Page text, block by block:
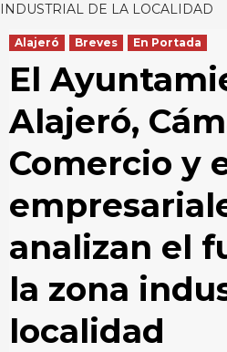
INDUSTRIAL DE LA LOCALIDAD
Alajeró Breves En Portada
El
Alajeró,
Comercio y
analizan el
la zona
localidad